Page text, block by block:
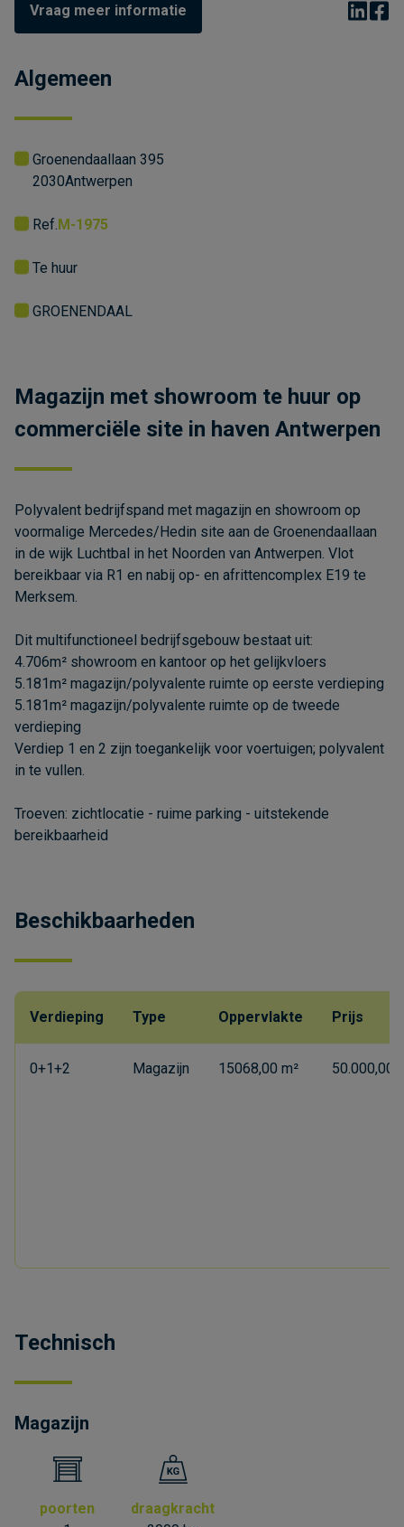
Vraag meer informatie
Algemeen
Antwerpen
2030
Groenendaallaan 395
Ref. M-1975
Te huur
GROENENDAAL
Magazijn met showroom te huur op
commerciële site in haven Antwerpen
Polyvalent bedrijfspand met magazijn en showroom op
voormalige Mercedes/Hedin site aan de Groenendaallaan
in de wijk Luchtbal in het Noorden van Antwerpen. Vlot
bereikbaar via R1 en nabij op- en afrittencomplex E19 te
Merksem.
Dit multifunctioneel bedrijfsgebouw bestaat uit:
4.706m² showroom en kantoor op het gelijkvloers
5.181m² magazijn/polyvalente ruimte op eerste verdieping
5.181m² magazijn/polyvalente ruimte op de tweede
verdieping
Verdiep 1 en 2 zijn toegankelijk voor voertuigen; polyvalent
in te vullen.
Troeven: zichtlocatie - ruime parking - uitstekende
bereikbaarheid
Beschikbaarheden
Verdieping Type Oppervlakte Prijs
0+1+2 Magazijn 15068,00 m² 50.000,00
Technisch
Magazijn
poorten
draagkracht